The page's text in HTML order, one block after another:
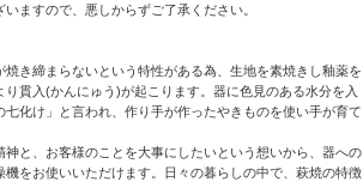
ますので、悪しからずご了承ください。
き締まらないという特性がある為、生地を素焼きし釉薬を
貫入(かんにゅう)が起こります。器に色見のある水分を入
化け」と言われ、作り手が作ったやきものを使い手が育て
と、お客様のことを大事にしたいという想いから、器への
をお使いいただけます。日々の暮らしの中で、萩焼の特徴